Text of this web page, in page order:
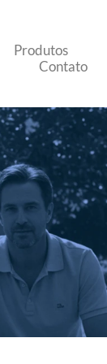
Produtos
Contato